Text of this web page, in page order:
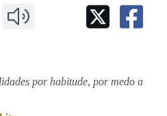
IDENTIDADE CORPORATIVA
MARCIAL DEL ADALID
FIGURAS HOMENAXEADAS
PRIMAVERA DAS LETRAS
por habitude, por medo a